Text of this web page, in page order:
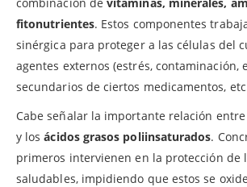
fitonutrientes. Estos componentes
sinérgica para proteger a las células del
agentes externos (estrés, contaminación,
secundarios de ciertos medicamentos,
Cabe señalar la importante relación
y losácidos grasos poliinsaturados.
primeros intervienen en la protección de
saludables, impidiendo que estos se